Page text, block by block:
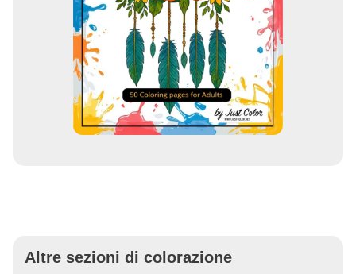
Altre sezioni di colorazione